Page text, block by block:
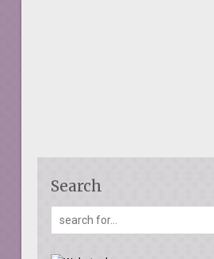
Search